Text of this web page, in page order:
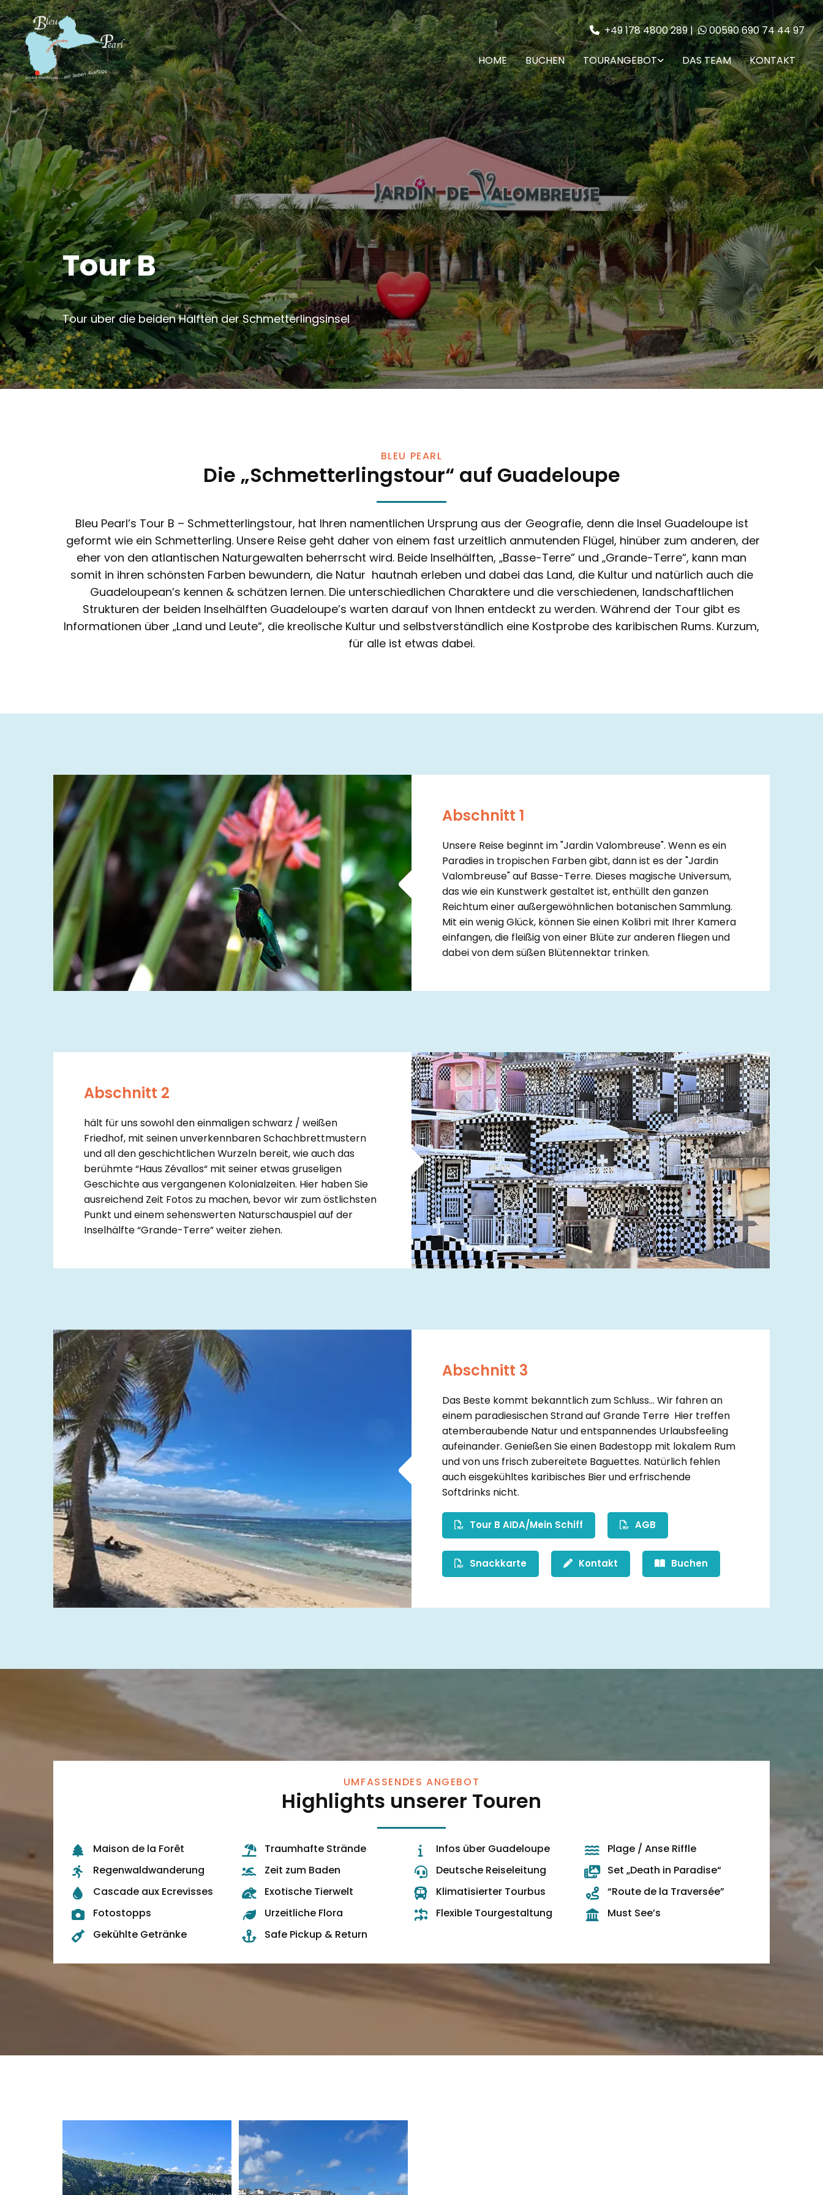
 +49 178 4800 289| 00590 690 74 44 97
HOME BUCHEN TOURANGEBOT DAS TEAM KONTAKT
Tour B
Tour über die beiden Hälften der Schmetterlingsinsel
BLEU PEARL
Die „Schmetterlingstour“ auf Guadeloupe
Bleu Pearl’s Tour B – Schmetterlingstour, hat Ihren namentlichen Ursprung aus der Geografie, denn die Insel Guadeloupe ist
geformt wie ein Schmetterling. Unsere Reise geht daher von einem fast urzeitlich anmutenden Flügel, hinüber zum anderen, der
eher von den atlantischen Naturgewalten beherrscht wird. Beide Inselhälften, „Basse-Terre” und „Grande-Terre“, kann man
somit in ihren schönsten Farben bewundern, die Natur hautnah erleben und dabei das Land, die Kultur und natürlich auch die
Guadeloupean’s kennen & schätzen lernen. Die unterschiedlichen Charaktere und die verschiedenen, landschaftlichen
Strukturen der beiden Inselhälften Guadeloupe’s warten darauf von Ihnen entdeckt zu werden. Während der Tour gibt es
Informationen über „Land und Leute“, die kreolische Kultur und selbstverständlich eine Kostprobe des karibischen Rums. Kurzum,
für alle ist etwas dabei.
Abschnitt 1
Unsere Reise beginnt im "Jardin Valombreuse". Wenn es ein
Paradies in tropischen Farben gibt, dann ist es der "Jardin
Valombreuse" auf Basse-Terre. Dieses magische Universum,
das wie ein Kunstwerk gestaltet ist, enthüllt den ganzen
Reichtum einer außergewöhnlichen botanischen Sammlung.
Mit ein wenig Glück, können Sie einen Kolibri mit Ihrer Kamera
einfangen, die fleißig von einer Blüte zur anderen fliegen und
dabei von dem süßen Blütennektar trinken.
Abschnitt 2
hält für uns sowohl den einmaligen schwarz / weißen
Friedhof, mit seinen unverkennbaren Schachbrettmustern
und all den geschichtlichen Wurzeln bereit, wie auch das
berühmte “Haus Zévallos“ mit seiner etwas gruseligen
Geschichte aus vergangenen Kolonialzeiten. Hier haben Sie
ausreichend Zeit Fotos zu machen, bevor wir zum östlichsten
Punkt und einem sehenswerten Naturschauspiel auf der
Inselhälfte “Grande-Terre” weiter ziehen.
Abschnitt 3
Das Beste kommt bekanntlich zum Schluss... Wir fahren an
einem paradiesischen Strand auf Grande Terre Hier treffen
atemberaubende Natur und entspannendes Urlaubsfeeling
aufeinander. Genießen Sie einen Badestopp mit lokalem Rum
und von uns frisch zubereitete Baguettes. Natürlich fehlen
auch eisgekühltes karibisches Bier und erfrischende
Softdrinks nicht.
Tour B AIDA/Mein Schiff AGB
Snackkarte Kontakt Buchen
UMFASSENDES ANGEBOT
Highlights unserer Touren
Maison de la Forêt Traumhafte Strände Infos über Guadeloupe
Plage / Anse Riffle
Regenwaldwanderung
Zeit zum Baden Deutsche Reiseleitung
Set „Death in Paradise“
Cascade aux Ecrevisses
Exotische Tierwelt Klimatisierter Tourbus
“Route de la Traversée”
Fotostopps
Urzeitliche Flora Flexible Tourgestaltung
Must See’s
Gekühlte Getränke
Safe Pickup & Return